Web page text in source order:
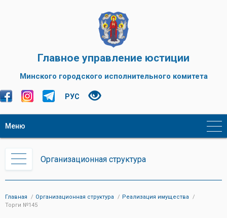
Главное управление юстиции
Минского городского исполнительного комитета
РУС
Меню
Организационная структура
Главная Организационная структура
Реализация имущества
Торги №145